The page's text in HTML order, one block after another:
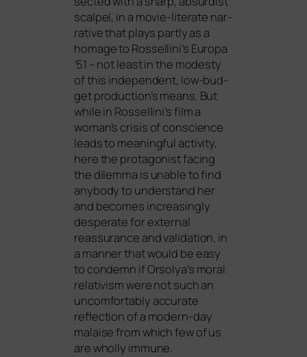
scal­pel, in a movie-lite­ra­te nar­
ra­ti­ve that plays part­ly as a
homage to Rossellini’s Europa
’51 – not least in the mode­s­ty
of this inde­pen­dent, low-bud­
get production’s means. But
while in Rossellini’s film a
woman’s cri­sis of con­sci­ence
leads to meaningful acti­vi­ty,
here the prot­ago­nist facing
the dilem­ma is unable to find
any­bo­dy to under­stand her
and beco­mes incre­asing­ly
despe­ra­te for exter­nal
reassu­rance and vali­da­ti­on, in
a man­ner that would be easy
to con­demn if Orsolya’s moral
rela­ti­vism were not such an
uncom­for­ta­b­ly accu­ra­te
reflec­tion of a modern-day
malai­se from which few of us
are whol­ly immune.